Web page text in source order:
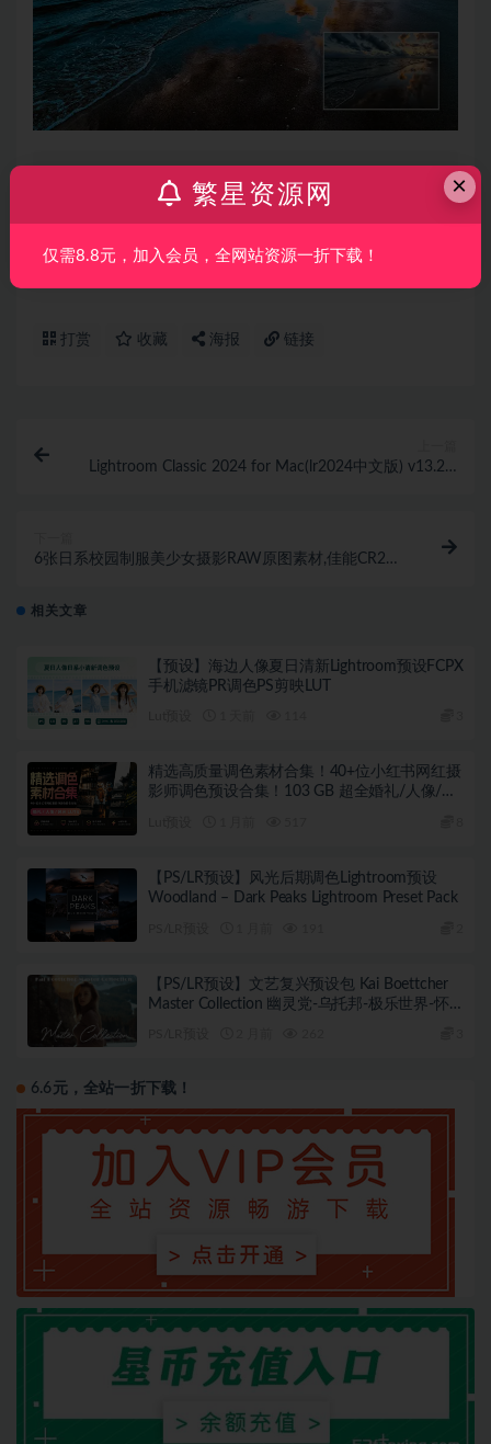
本站所有文章，如无特殊说明或标注，均为本站原创发
布。任何个人或组织，在未征得本站同意时，禁止复制、盗用、
站内容侵犯了原著者的合法权益，可联系我们进行处理。
打赏 收藏 海报 链接
Lightroom Classic 2024 for Mac(lr2024中文版) v13.2.0
6张日系校园制服美少女摄影RAW原图素材,佳能CR2格
相关文章
【预设】海边人像夏日清新Lightroom预设FCPX
手机滤镜PR调色PS剪映LUT
精选高质量调色素材合集！40+位小红书网红摄
影师调色预设合集！103 GB 超全婚礼/人像/风
【PS/LR预设】风光后期调色Lightroom预设
Woodland – Dark Peaks Lightroom Preset Pack
【PS/LR预设】文艺复兴预设包 Kai Boettcher
Master Collection 幽灵党-乌托邦-极乐世界-怀
6.6元，全站一折下载！
×
繁星资源网
仅需8.8元，加入会员，全网站资源一折下载！